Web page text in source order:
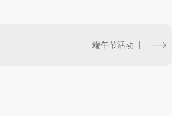
端午节活动